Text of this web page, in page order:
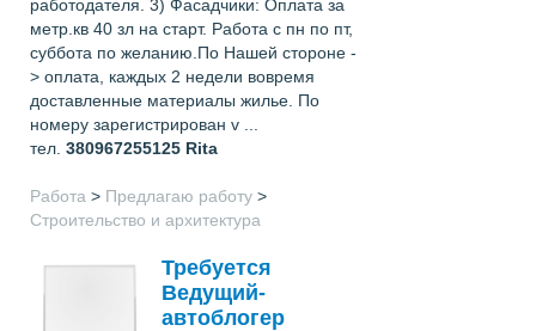
работодателя. 3) Фасадчики: Оплата за
метр.кв 40 зл на старт. Работа с пн по пт,
суббота по желанию.По Нашей стороне -
> оплата, каждых 2 недели вовремя
доставленные материалы жилье. По
номеру зарегистрирован v ...
тел. 380967255125 Rita
Работа > Предлагаю работу >
Строительство и архитектура
Требуется
Ведущий-
автоблогер